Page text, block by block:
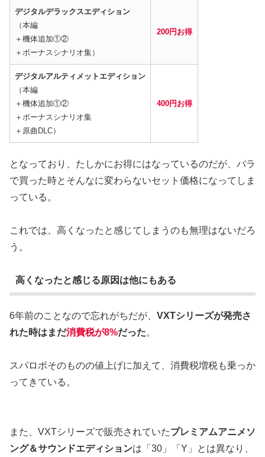
デジタルデラックスエディション
（本編
＋機体追加①②
＋ボーナスシナリオ集）
200円お得
デジタルアルティメットエディション
（本編
＋機体追加①②
＋ボーナスシナリオ集
＋原曲DLC）
400円お得
となっており、たしかにお得にはなっているのだが、バラ
で買った時とそんなに変わらないセット価格になってしま
っている。
これでは、高くなったと感じてしまうのも無理はないだろ
う。
高くなったと感じる原因は他にもある
6年前のことなので忘れがちだが、 VXTシリーズが発売さ
れた時はまだ消費税が8%だった。
スパロボそのものの値上げに加えて、消費税増税も乗っか
ってきている。
また、VXTシリーズで販売されていたプレミアムアニメソ
ング＆サウンドエディションは「30」「Y」とは異なり、